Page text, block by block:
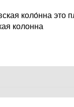
коло́нна это
колонна